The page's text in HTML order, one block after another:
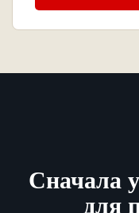
Сначала
для